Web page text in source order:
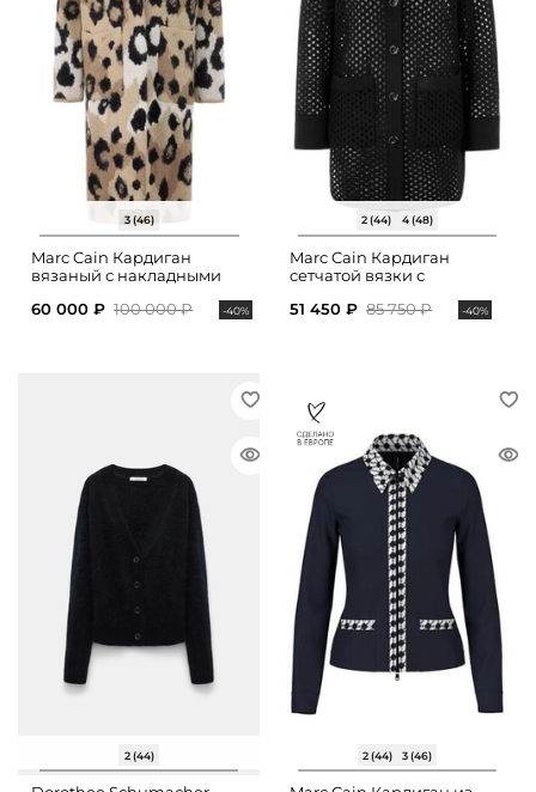
3 (46)
Marc Cain Кардиган
вязаный с накладными
60 000 ₽ 100 000 ₽ -40%
2 (44) 4 (48)
Marc Cain Кардиган
сетчатой вязки с
51 450 ₽ 85 750 ₽ -40%
2 (44) 2 (44) 3 (46)